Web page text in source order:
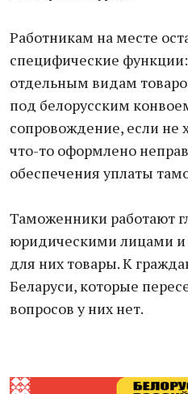
Работникам на месте
специфические
отдельным видам
под белорусским
сопровождение, если не
что-то оформлено
обеспечения уплаты
Таможенники работают
юридическими лицами и
для них товары. К
Беларуси, которые
вопросов у них нет.